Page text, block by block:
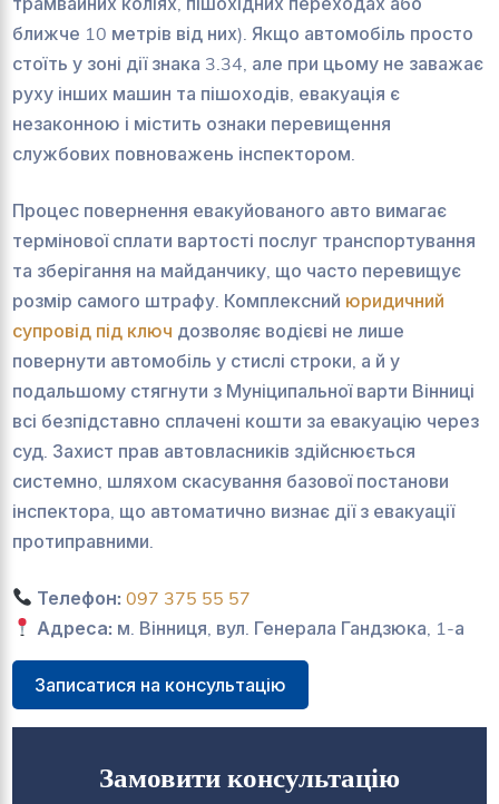
ближче 10 метрів від них). Якщо автомобіль просто
стоїть у зоні дії знака 3.34, але при цьому не заважає
руху інших машин та пішоходів, евакуація є
незаконною і містить ознаки перевищення
службових повноважень інспектором.
Процес повернення евакуйованого авто вимагає
термінової сплати вартості послуг транспортування
та зберігання на майданчику, що часто перевищує
розмір самого штрафу. Комплексний юридичний
супровід під ключ дозволяє водієві не лише
повернути автомобіль у стислі строки, а й у
подальшому стягнути з Муніципальної варти Вінниці
всі безпідставно сплачені кошти за евакуацію через
суд. Захист прав автовласників здійснюється
системно, шляхом скасування базової постанови
інспектора, що автоматично визнає дії з евакуації
протиправними.
Телефон: 097 375 55 57
Адреса: м. Вінниця, вул. Генерала Гандзюка, 1-а
Записатися на консультацію
Замовити консультацію